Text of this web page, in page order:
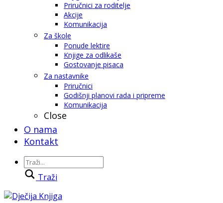
Priručnici za roditelje
Akcije
Komunikacija
Za škole
Ponude lektire
Knjige za odlikaše
Gostovanje pisaca
Za nastavnike
Priručnici
Godišnji planovi rada i pripreme
Komunikacija
Close
O nama
Kontakt
Traži